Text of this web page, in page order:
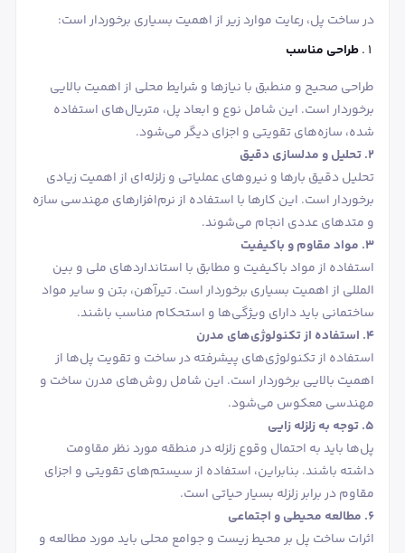
در ساخت پل، رعایت موارد زیر از اهمیت بسیاری برخوردار است:
طراحی مناسب
طراحی صحیح و منطبق با نیازها و شرایط محلی از اهمیت بالایی
برخوردار است. این شامل نوع و ابعاد پل، متریال‌های استفاده
شده، سازه‌های تقویتی و اجزای دیگر می‌شود.
2. تحلیل و مدلسازی دقیق
تحلیل دقیق بارها و نیروهای عملیاتی و زلزله‌ای از اهمیت زیادی
برخوردار است. این کارها با استفاده از نرم‌افزارهای مهندسی سازه
و متدهای عددی انجام می‌شوند.
3. مواد مقاوم و باکیفیت
استفاده از مواد باکیفیت و مطابق با استانداردهای ملی و بین
‌المللی از اهمیت بسیاری برخوردار است. تیرآهن، بتن و سایر مواد
ساختمانی باید دارای ویژگی‌ها و استحکام مناسب باشند.
4. استفاده از تکنولوژی‌های مدرن
استفاده از تکنولوژی‌های پیشرفته در ساخت و تقویت پل‌ها از
اهمیت بالایی برخوردار است. این شامل روش‌های مدرن ساخت و
مهندسی معکوس می‌شود.
5. توجه به زلزله ‌زایی
پل‌ها باید به احتمال وقوع زلزله در منطقه‌ مورد نظر مقاومت
داشته باشند. بنابراین، استفاده از سیستم‌های تقویتی و اجزای
مقاوم در برابر زلزله بسیار حیاتی است.
6. مطالعه محیطی و اجتماعی
اثرات ساخت پل بر محیط زیست و جوامع محلی باید مورد مطالعه و